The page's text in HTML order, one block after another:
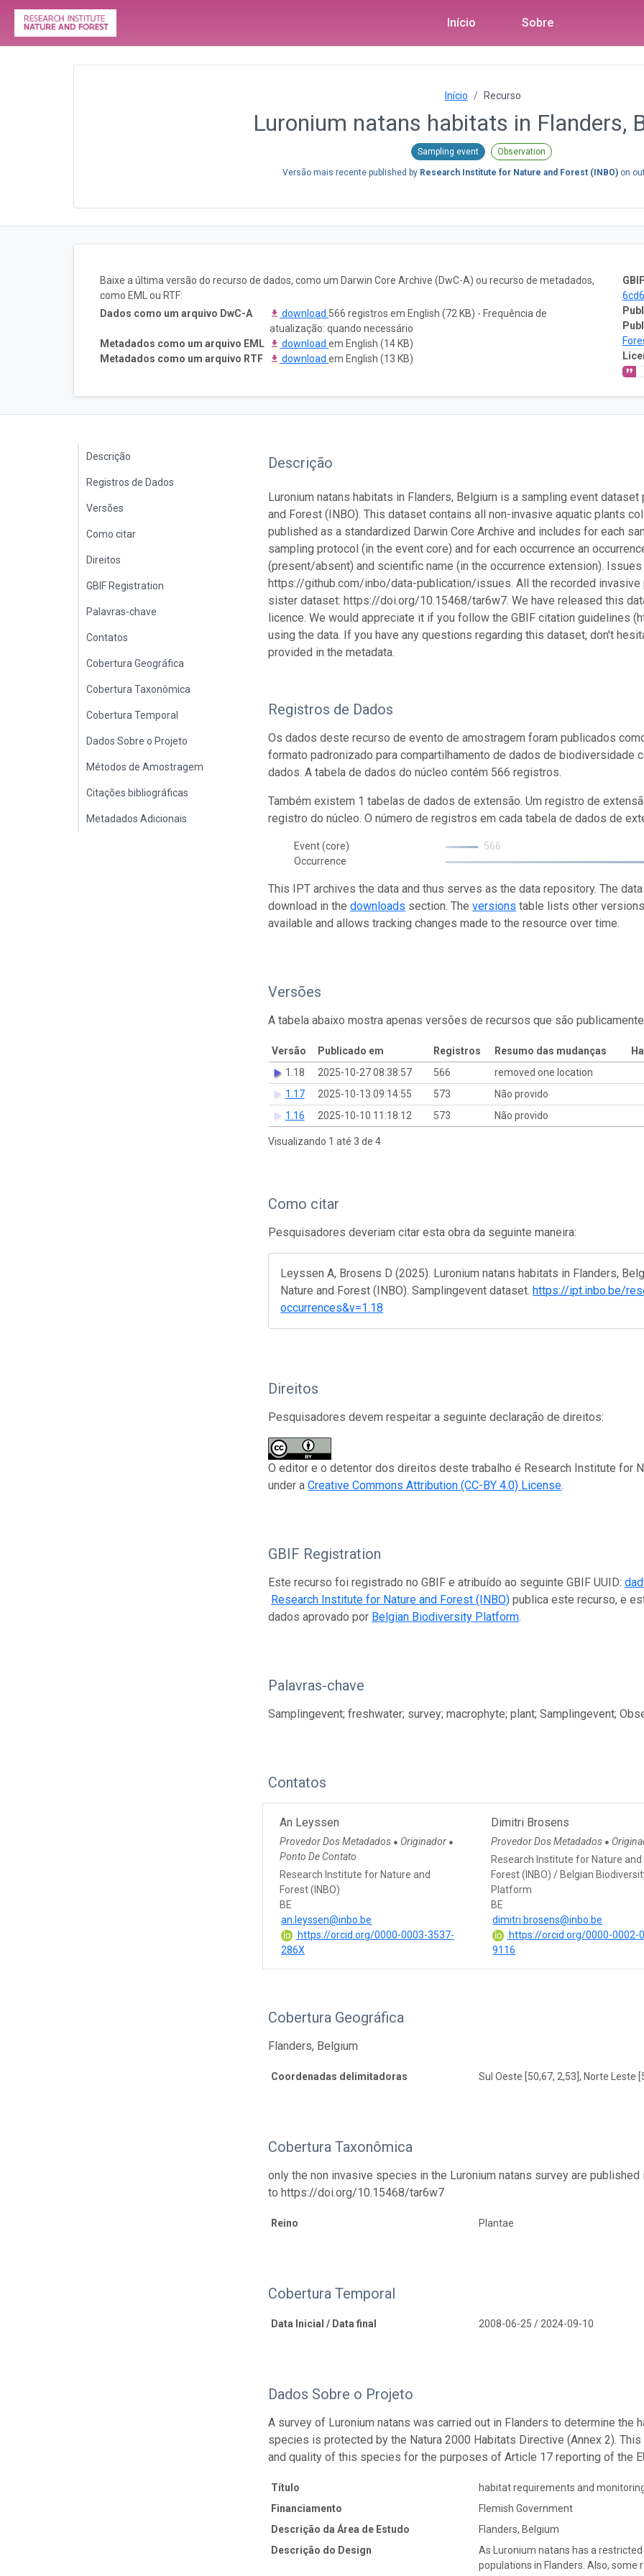
Início Sobre
Início Recurso
Luronium natans habitats in Flanders,
Sampling event Observation
Versão mais recente published by Research Institute for Nature and Forest (INBO)on
Baixe a última versão do recurso de dados, como um Darwin Core Archive (DwC-A) ou recurso de metadados,
como EML ou RTF:
Dados como um arquivo DwC-A
download 566 registros em English (72 KB) - Frequência de
atualização: quando necessário
Metadados como um arquivo EML
download em English (14 KB)
Metadados como um arquivo RTF
download em English (13 KB)
Descrição
Registros de Dados
Versões
Como citar
Direitos
GBIF Registration
Palavras-chave
Contatos
Cobertura Geográfica
Cobertura Taxonômica
Cobertura Temporal
Dados Sobre o Projeto
Métodos de Amostragem
Citações bibliográficas
Metadados Adicionais
Descrição
Luronium natans habitats in Flanders, Belgium is a sampling event
and Forest (INBO). This dataset contains all non-invasive aquatic plants
published as a standardized Darwin Core Archive and includes for each
sampling protocol (in the event core) and for each occurrence an
(present/absent) and scientific name (in the occurrence extension).
https://github.com/inbo/data-publication/issues. All the recorded
sister dataset: https://doi.org/10.15468/tar6w7. We have released this
licence. We would appreciate it if you follow the GBIF citation guidelines
using the data. If you have any questions regarding this dataset, don't
provided in the metadata.
Registros de Dados
Os dados deste recurso de evento de amostragem foram publicados
formato padronizado para compartilhamento de dados de biodiversidade
dados. A tabela de dados do núcleo contém 566 registros.
Também existem 1 tabelas de dados de extensão. Um registro de
registro do núcleo. O número de registros em cada tabela de dados de
Event (core)
566
Occurrence
This IPT archives the data and thus serves as the data repository. The
download in thedownloads section. Theversions table lists other
available and allows tracking changes made to the resource over time.
Versões
A tabela abaixo mostra apenas versões de recursos que são
Versão Publicado em Registros Resumo das mudanças
1.18
2025-10-27 08:38:57 566 removed one location
1.17
2025-10-13 09:14:55 573 Não provido
1.16
2025-10-10 11:18:12 573 Não provido
Visualizando 1 até 3 de 4
Como citar
Pesquisadores deveriam citar esta obra da seguinte maneira:
Leyssen A, Brosens D (2025). Luronium natans habitats in Flanders,
Nature and Forest (INBO). Samplingevent dataset. https://ipt.inbo.be/
occurrences&v=1.18
Direitos
Pesquisadores devem respeitar a seguinte declaração de direitos:
O editor e o detentor dos direitos deste trabalho é Research Institute for
under aCreative Commons Attribution (CC-BY 4.0) License.
GBIF Registration
Este recurso foi registrado no GBIF e atribuído ao seguinte GBIF UUID:
Research Institute for Nature and Forest (INBO) publica este recurso, e
dados aprovado por Belgian Biodiversity Platform.
Palavras-chave
Samplingevent; freshwater; survey; macrophyte; plant; Samplingevent;
Contatos
An Leyssen
Provedor Dos Metadados ● Originador ●
Ponto De Contato
Research Institute for Nature and
Forest (INBO)
BE
an.leyssen@inbo.be
https://orcid.org/0000-0003-3537-
286X
Dimitri Brosens
Provedor Dos Metadados ●
Research Institute for Nature and
Forest (INBO) / Belgian
Platform
BE
dimitri.brosens@inbo.be
https://orcid.org/0000-0002-
9116
Cobertura Geográfica
Flanders, Belgium
Coordenadas delimitadoras Sul Oeste [50,67, 2,53], Norte Leste
Cobertura Taxonômica
only the non invasive species in the Luronium natans survey are
to https://doi.org/10.15468/tar6w7
Reino Plantae
Cobertura Temporal
Data Inicial / Data final 2008-06-25 / 2024-09-10
Dados Sobre o Projeto
A survey of Luronium natans was carried out in Flanders to determine the
species is protected by the Natura 2000 Habitats Directive (Annex 2).
and quality of this species for the purposes of Article 17 reporting of the
Título
habitat requirements and
Financiamento
Flemish Government
Descrição da Área de Estudo
Flanders, Belgium
Descrição do Design
As Luronium natans has a
populations in Flanders. Also,